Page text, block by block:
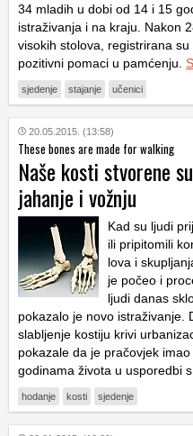
34 mladih u dobi od 14 i 15
istraživanja i na kraju. Nakon
visokih stolova, registrirana
pozitivni pomaci u pamćenju.
sjedenje stajanje učenici
20.05.2015. (13:58)
These bones are made for walking
Naše kosti stvorene
jahanje i vožnju
Kad su ljudi
ili pripitomili
lova i
je počeo i
ljudi danas
pokazalo je novo istraživanje.
slabljenje kostiju krivi
pokazale da je pračovjek
godinama života u usporedbi
hodanje kosti sjedenje